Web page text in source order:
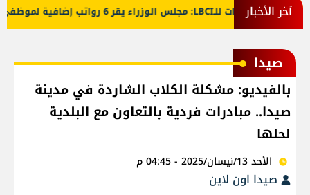
آخر الأخبار
معلومات للـLBCI: مجلس الوزراء يقر 6 رواتب إضافية لموظفي القطاع العام وصرف الفروقات بأثر رجعي منذ آذار
صيدا
بالفيديو: مشكلة الكلاب الشاردة في مدينة
صيدا.. مبادرات فردية بالتعاون مع البلدية
لحلها
الأحد 13/نيسان/2025 - 04:45 م
صيدا اون لاين